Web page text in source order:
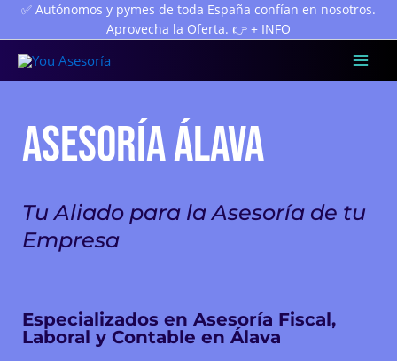
contenido
✅ Autónomos y pymes de toda España confían en nosotros.
Aprovecha la Oferta. 👉 + INFO
Main
ASESORÍA ÁLAVA
Tu Aliado para la Asesoría de tu
Empresa
Especializados en Asesoría Fiscal,
Laboral y Contable en Álava